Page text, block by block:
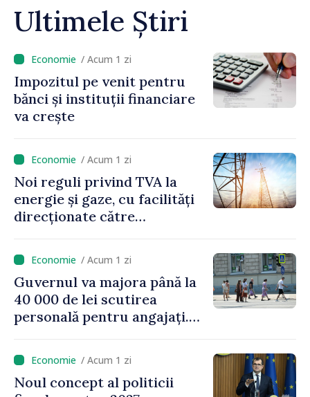
Ultimele Știri
/ Acum 1 zi
Impozitul pe venit pentru
bănci și instituții financiare
va crește
/ Acum 1 zi
Noi reguli privind TVA la
energie și gaze, cu facilități
direcționate către
/ Acum 1 zi
Guvernul va majora până la
40 000 de lei scutirea
personală pentru angajați.
de milioane de lei îi lăsăm
oamenilor”/ Acum 1 zi
Noul concept al politicii